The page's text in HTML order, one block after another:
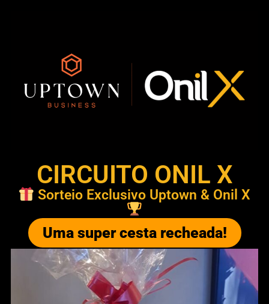
CIRCUITO ONIL X
Sorteio Exclusivo Uptown & Onil X
Uma super cesta recheada!